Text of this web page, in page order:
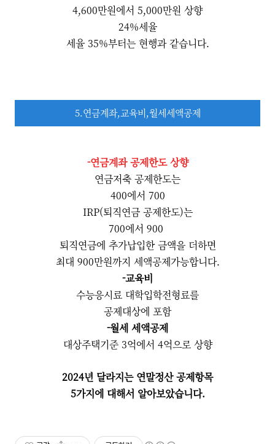
4,600만원에서 5,000만원 상향
24%세율
세율 35%부터는 현행과 같습니다.
5.연금계좌,교육비,월세세액공제
-연금계좌 공제한도 상향
연금저축 공제한도는
400에서 700
IRP(퇴직연금 공제한도)는
700에서 900
퇴직연금에 추가납입한 금액을 더하면
최대 900만원까지 세액공제가능합니다.
-교육비
수능응시료 대학입학전형료를
공제대상에 포함
-월세 세액공제
대상주택기준 3억에서 4억으로 상향
2024년 달라지는 연말정산 공제항목
5가지에 대해서 알아보았습니다.